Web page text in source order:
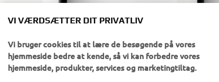
VI VÆRDSÆTTER DIT PRIVATLIV
Vi bruger cookies til at lære de besøgende på vores
hjemmeside bedre at kende, så vi kan forbedre vores
hjemmeside, produkter, services og marketingtiltag.